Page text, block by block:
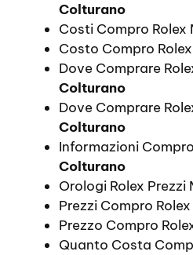
Colturano
Costi Compro Rolex
Costo Compro
Dove Comprare
Colturano
Dove Comprare
Colturano
Informazioni
Colturano
Orologi Rolex Prezzi
Prezzi Compro
Prezzo Compro
Quanto Costa